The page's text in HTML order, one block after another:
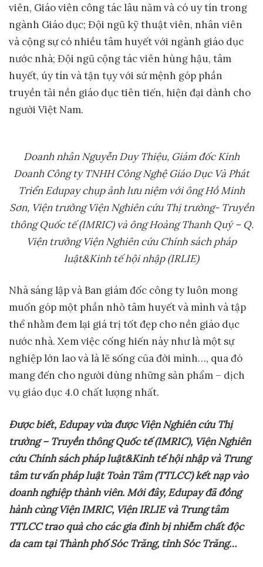
viên, Giáo viên công tác lâu năm và có uy tín trong
ngành Giáo dục; Đội ngũ kỹ thuật viên, nhân viên
và cộng sự có nhiều tâm huyết với ngành giáo dục
nước nhà; Đội ngũ cộng tác viên hùng hậu, tâm
huyết, úy tín và tận tụy với sứ mệnh góp phần
truyền tải nền giáo dục tiên tiến, hiện đại dành cho
người Việt Nam.
Doanh nhân Nguyễn Duy Thiệu, Giám đốc Kinh
Doanh Công ty TNHH Công Nghệ Giáo Dục Và Phát
Triển Edupay chụp ảnh lưu niệm với ông Hồ Minh
Sơn, Viện trưởng Viện Nghiên cứu Thị trường- Truyền
thông Quốc tế (IMRIC) và ông Hoàng Thanh Quý – Q.
Viện trưởng Viện Nghiên cứu Chính sách pháp
luật&Kinh tế hội nhập (IRLIE)
Nhà sáng lập và Ban giám đốc công ty luôn mong
muốn góp một phần nhỏ tâm huyết và mình và tập
thể nhằm đem lại giá trị tốt đẹp cho nền giáo dục
nước nhà. Xem việc cống hiến này như là một sự
nghiệp lớn lao và là lẽ sống của đời mình…, qua đó
mang đến cho người dùng những sản phẩm – dịch
vụ giáo dục 4.0 chất lượng nhất.
Được biết, Edupay vừa được Viện Nghiên cứu Thị
trường – Truyền thông Quốc tế (IMRIC), Viện Nghiên
cứu Chính sách pháp luật&Kinh tế hội nhập và Trung
tâm tư vấn pháp luật Toàn Tâm (TTLCC) kết nạp vào
doanh nghiệp thành viên. Mới đây, Edupay đã đồng
hành cùng Viện IMRIC, Viện IRLIE và Trung tâm
TTLCC trao quà cho các gia đình bị nhiễm chất độc
da cam tại Thành phố Sóc Trăng, tỉnh Sóc Trăng…